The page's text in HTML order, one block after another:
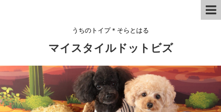
うちのトイプ＊そらとはる
マイスタイルドットビズ